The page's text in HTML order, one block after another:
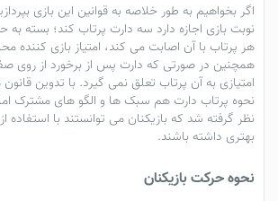
اگر بخواهیم به طور خلاصه به قوانین این بازی
نوبت بازی اجازه دارد سه دارت پرتاب کند؛ بسته به
هر پرتاب با آن اصابت می کند، امتیاز بازی کننده
همچنین در صورتی که دارت پس از برخورد از روی
امتیازی به آن پرتاب تعلق نمی گیرد. با تدوین قانون
نحوه پرتاب دارت هم سبک ها و الگو های مشترک اما
نظر گرفته شد که بازیکنان می توانستند با استفاده
بهتری داشته باشند.
نحوه حرکت بازیکنان